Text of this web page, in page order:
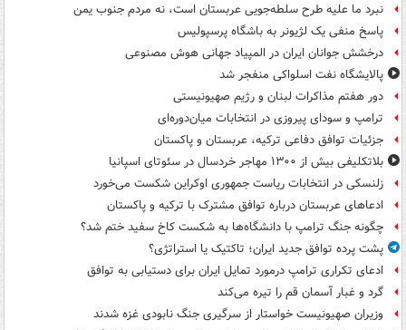
نبرد ما علیه طرح سلطه‌جویی عربستان است، نه مردم جنوب یمن
پاسخ منفی یک لژیونر به باشگاه پرسپولیس
درخشش جوانان ایران در المپیاد جهانی هوش مصنوعی
پالایشگاه نفت اسلواکی منفجر شد
دور هفتم مذاکرات لبنان و رژیم صهیونیستی
ترامپ و سودای پیروزی در انتخابات میان‌دوره‌ای
جزئیات توافق دفاعی ترکیه، عربستان و پاکستان
بلاتکلیفی بیش از ۱۳۰۰ مهاجر خردسال در سئوتای اسپانیا
زلنسکی در انتخابات ریاست جمهوری اوکراین شکست می‌خورد
ادعاهای عربستان درباره توافق مشترک با ترکیه و پاکستان
چگونه جنگ ترامپ با دانشگاه‌ها به شکست کاخ سفید ختم شد؟
پشت پرده توافق جدید ایران؛ تاکتیک یا استراتژی؟
ادعای تکراری ترامپ درمورد تمایل ایران برای دستیابی به توافق
گرد و غبار آسمان قم را تیره می‌کند
وزیران صهیونیست خواستار از سرگیری جنگ نابودی غزه شدند